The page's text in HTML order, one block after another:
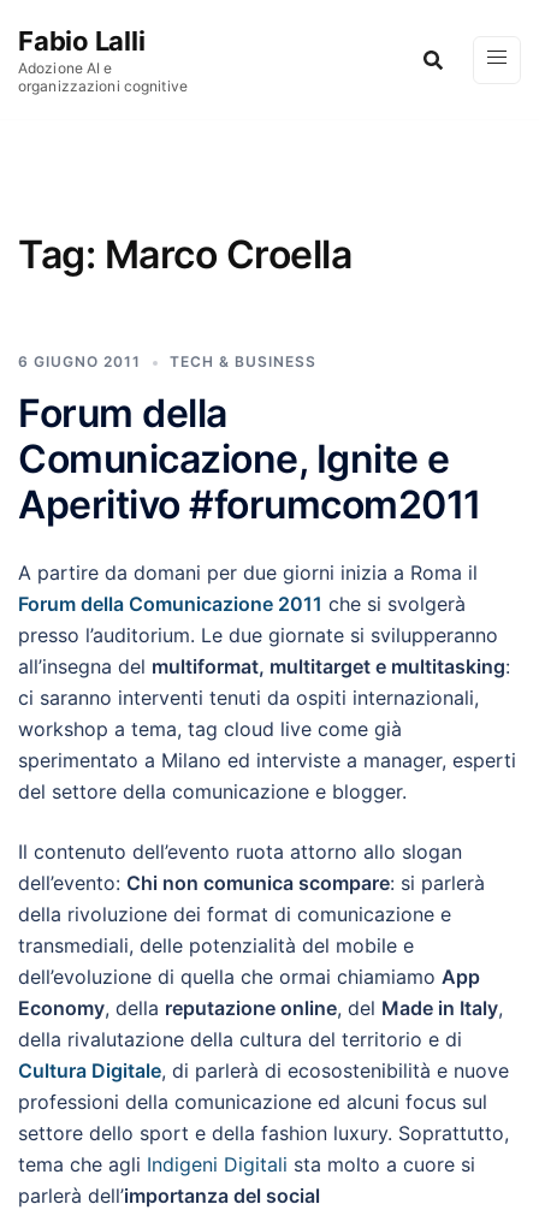
Fabio Lalli
Adozione AI e
organizzazioni cognitive
Tag: Marco Croella
6 GIUGNO 2011 TECH & BUSINESS
Forum della
Comunicazione, Ignite e
Aperitivo #forumcom2011
A partire da domani per due giorni inizia a Roma il
Forum della Comunicazione 2011 che si svolgerà
presso l’auditorium. Le due giornate si svilupperanno
all’insegna del multiformat, multitarget e multitasking:
ci saranno interventi tenuti da ospiti internazionali,
workshop a tema, tag cloud live come già
sperimentato a Milano ed interviste a manager, esperti
del settore della comunicazione e blogger.
Il contenuto dell’evento ruota attorno allo slogan
dell’evento: Chi non comunica scompare: si parlerà
della rivoluzione dei format di comunicazione e
transmediali, delle potenzialità del mobile e
dell’evoluzione di quella che ormai chiamiamo App
Economy, della reputazione online, del Made in Italy,
della rivalutazione della cultura del territorio e di
Cultura Digitale, di parlerà di ecosostenibilità e nuove
professioni della comunicazione ed alcuni focus sul
settore dello sport e della fashion luxury. Soprattutto,
tema che agli Indigeni Digitali sta molto a cuore si
parlerà dell’importanza del social